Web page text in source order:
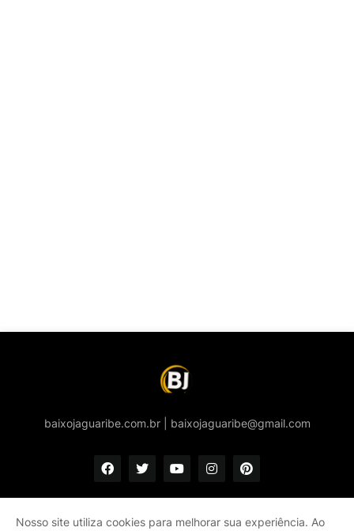
baixojaguaribe.com.br | baixojaguaribe@gmail.com
Nosso site utiliza cookies para melhorar sua experiência. Ao